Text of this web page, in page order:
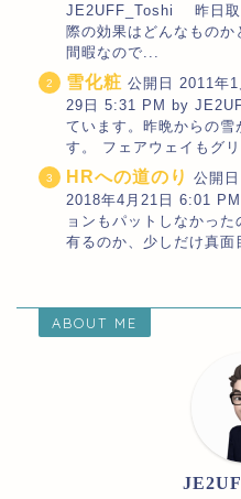
JE2UFF_Toshi 昨日取
際の効果はどんなもの
間暇なので...
雪化粧 公開日 2011年
29日 5:31 PM by
ています。昨晩からの雪
す。 フェアウェイもグ
HRへの道のり 公開
2018年4月21日 6:01
ョンもパットしなかっ
有るのか、少しだけ真
ABOUT ME